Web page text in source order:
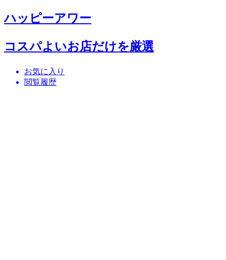
ハッピーアワー
コスパよいお店だけを厳選
お気に入り
閲覧履歴